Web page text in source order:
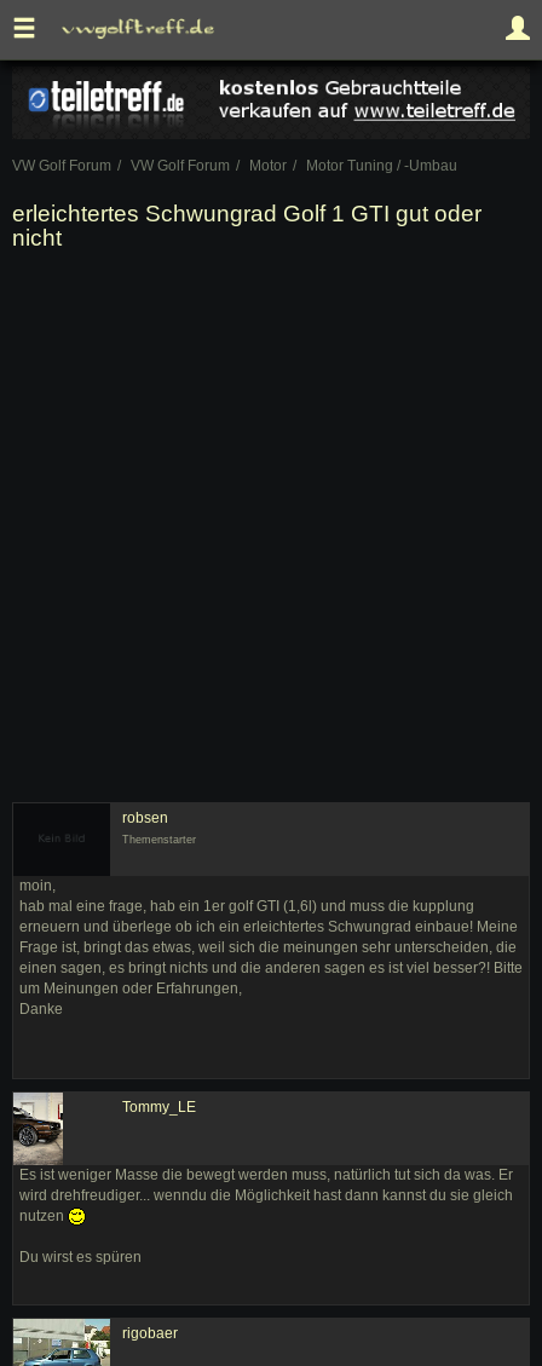
VW Golf Forum VW Golf Forum Motor Motor Tuning / -Umbau
erleichtertes Schwungrad Golf 1 GTI gut oder
nicht
robsen
Themenstarter
moin,
hab mal eine frage, hab ein 1er golf GTI (1,6l) und muss die kupplung
erneuern und überlege ob ich ein erleichtertes Schwungrad einbaue! Meine
Frage ist, bringt das etwas, weil sich die meinungen sehr unterscheiden, die
einen sagen, es bringt nichts und die anderen sagen es ist viel besser?! Bitte
um Meinungen oder Erfahrungen,
Danke
Tommy_LE
Es ist weniger Masse die bewegt werden muss, natürlich tut sich da was. Er
wird drehfreudiger... wenndu die Möglichkeit hast dann kannst du sie gleich
nutzen
Du wirst es spüren
rigobaer